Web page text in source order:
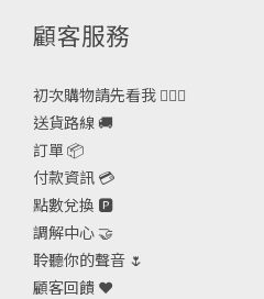
顧客服務
初次購物請先看我 🙋🏻‍♀️
送貨路線 🚚
訂單 📦
付款資訊 💳
點數兌換 🅿️
調解中心 🤝
聆聽你的聲音 🌷
顧客回饋 ❤️